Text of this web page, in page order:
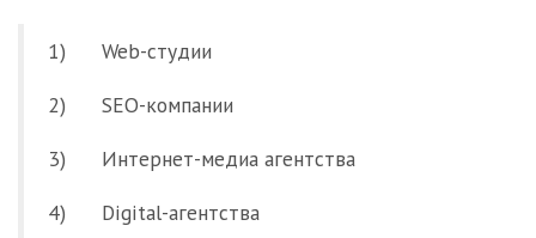
1) Web-студии
2) SEO-компании
3) Интернет-медиа агентства
4) Digital-агентства